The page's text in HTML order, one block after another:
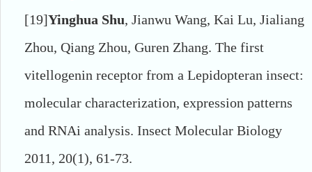
[19]Yinghua Shu, Jianwu Wang, Kai Lu, Jialiang
Zhou, Qiang Zhou, Guren Zhang. The first
vitellogenin receptor from a Lepidopteran insect:
molecular characterization, expression patterns
and RNAi analysis. Insect Molecular Biology
2011, 20(1), 61-73.